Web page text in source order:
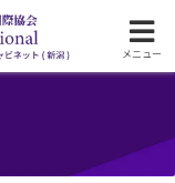
メニュー